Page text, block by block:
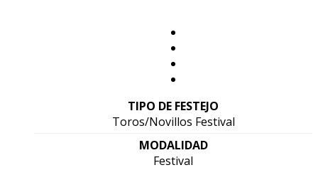
TIPO DE FESTEJO
Toros/Novillos Festival
MODALIDAD
Festival